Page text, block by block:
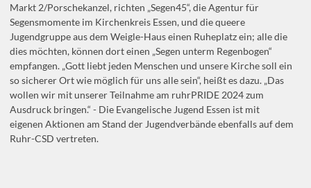
Markt 2/Porschekanzel, richten „Segen45“, die Agentur für
Segensmomente im Kirchenkreis Essen, und die queere
Jugendgruppe aus dem Weigle-Haus einen Ruheplatz ein; alle die
dies möchten, können dort einen „Segen unterm Regenbogen“
empfangen. „Gott liebt jeden Menschen und unsere Kirche soll ein
so sicherer Ort wie möglich für uns alle sein“, heißt es dazu. „Das
wollen wir mit unserer Teilnahme am ruhrPRIDE 2024 zum
Ausdruck bringen.“ - Die Evangelische Jugend Essen ist mit
eigenen Aktionen am Stand der Jugendverbände ebenfalls auf dem
Ruhr-CSD vertreten.